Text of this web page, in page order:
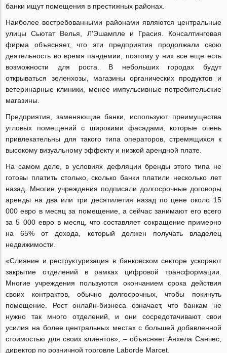
банки ищут помещения в престижных районах.
Наиболее востребованными районами являются центральные
улицы Сьютат Велья, Л'Эшампле и Грасия. Консалтинговая
фирма объясняет, что эти предприятия продолжали свою
деятельность во время пандемии, поэтому у них все еще есть
возможности для роста. В небольших городах будут
открываться зеленхозы, магазины органических продуктов и
ветеринарные клиники, менее импульсивные потребительские
магазины.
Предприятия, заменяющие банки, используют преимущества
угловых помещений с широкими фасадами, которые очень
привлекательны для такого типа операторов, стремящихся к
высокому визуальному эффекту и низкой арендной плате.
На самом деле, в условиях дефляции бренды этого типа не
готовы платить столько, сколько банки платили несколько лет
назад. Многие учреждения подписали долгосрочные договоры
аренды на два или три десятилетия назад по цене около 15
000 евро в месяц за помещение, а сейчас занимают его всего
за 5 000 евро в месяц, что составляет сокращение примерно
на 65% от дохода, который должен получать владелец
недвижимости.
«Слияние и реструктуризация в банковском секторе ускоряют
закрытие отделений в рамках цифровой трансформации.
Многие учреждения пользуются окончанием срока действия
своих контрактов, обычно долгосрочных, чтобы покинуть
помещение. Рост онлайн-бизнеса означает, что банкам не
нужно так много отделений, и они сосредотачивают свои
усилия на более центральных местах с большей добавленной
стоимостью для своих клиентов», – объясняет Анхела Санчес,
директор по розничной торговле Laborde Marcet.